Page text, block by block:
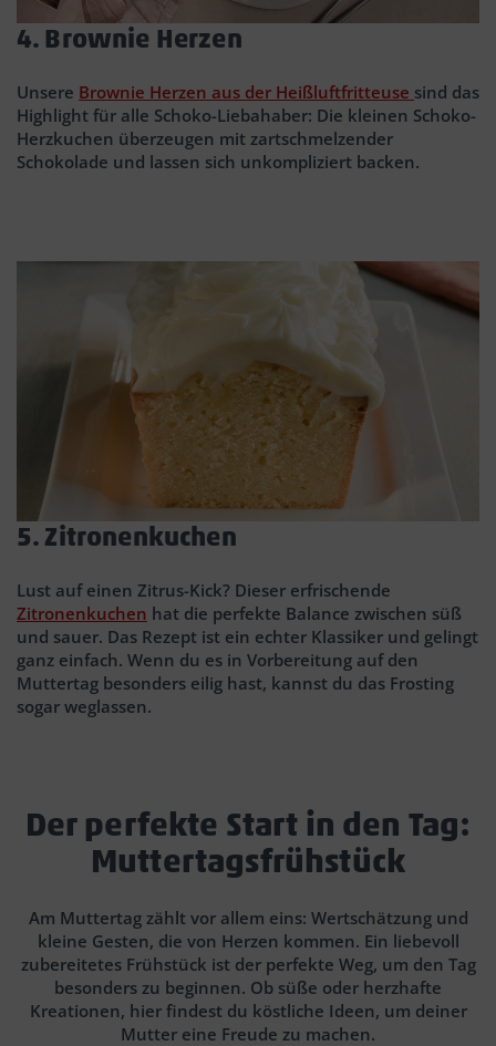
4. Brownie Herzen
Unsere Brownie Herzen aus der Heißluftfritteuse sind das
Highlight für alle Schoko-Liebahaber: Die kleinen Schoko-
Herzkuchen überzeugen mit zartschmelzender
Schokolade und lassen sich unkompliziert backen.
5. Zitronenkuchen
Lust auf einen Zitrus-Kick? Dieser erfrischende
Zitronenkuchen hat die perfekte Balance zwischen süß
und sauer. Das Rezept ist ein echter Klassiker und gelingt
ganz einfach. Wenn du es in Vorbereitung auf den
Muttertag besonders eilig hast, kannst du das Frosting
sogar weglassen.
Der perfekte Start in den Tag:
Muttertagsfrühstück
Am Muttertag zählt vor allem eins: Wertschätzung und
kleine Gesten, die von Herzen kommen. Ein liebevoll
zubereitetes Frühstück ist der perfekte Weg, um den Tag
besonders zu beginnen. Ob süße oder herzhafte
Kreationen, hier findest du köstliche Ideen, um deiner
Mutter eine Freude zu machen.